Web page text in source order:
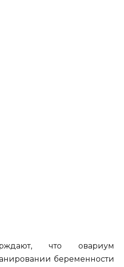
что овариум
беременности